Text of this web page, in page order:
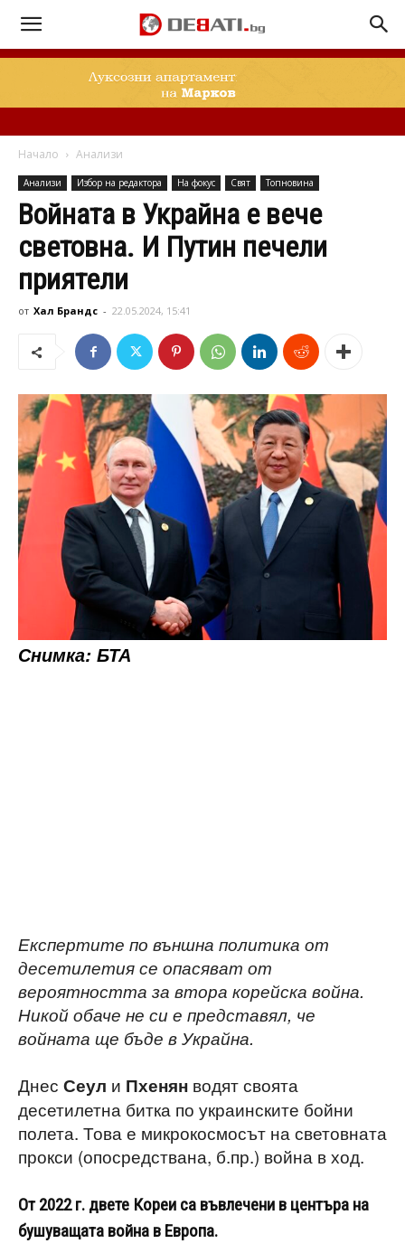
Начало Анализи
Анализи Избор на редактора На фокус Свят Топновина
Войната в Украйна е вече
световна. И Путин печели
приятели
от Хал Брандс - 22.05.2024, 15:41
Снимка: БТА
Експертите по външна политика от
десетилетия се опасяват от
вероятността за втора корейска война.
Никой обаче не си е представял, че
войната ще бъде в Украйна.
Днес Сеул и Пхенян водят своята
десетилетна битка по украинските бойни
полета. Това е микрокосмосът на световната
прокси (опосредствана, б.пр.) война в ход.
От 2022 г. двете Кореи са въвлечени в центъра на
бушуващата война в Европа.